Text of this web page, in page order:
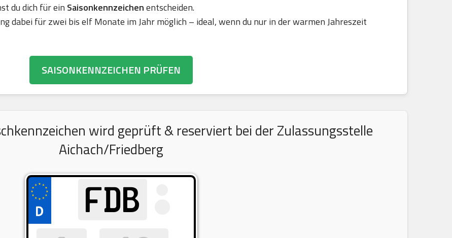
du dich für ein Saisonkennzeichenentscheiden.
dabei für zwei bis elf Monate im Jahr möglich – ideal, wenn du nur in der warmen Jahreszeit
SAISONKENNZEICHEN PRÜFEN
wird geprüft & reserviert bei der Zulassungsstelle
Aichach/Friedberg